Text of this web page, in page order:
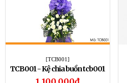
[TCB001]
TCB001 - Kệ chia buồn tcb001